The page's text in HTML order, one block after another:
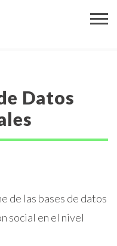
Datos
de las bases de datos
social en el nivel